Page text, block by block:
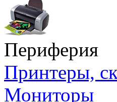
Периферия
Принтеры,
Мониторы